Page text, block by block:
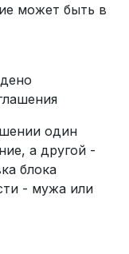
может быть в
один
а другой -
блока
- мужа или